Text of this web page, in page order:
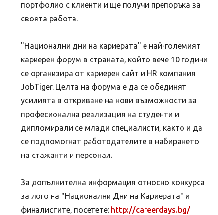
портфолио с клиенти и ще получи препоръка за
своята работа.
"Национални дни на кариерата" е най-големият
кариерен форум в страната, който вече 10 години
се организира от кариерен сайт и HR компания
JobTiger. Целта на форума е да се обединят
усилията в откриване на нови възможности за
професионална реализация на студенти и
дипломирали се млади специалисти, както и да
се подпомогнат работодателите в набирането
на стажанти и персонал.
За допълнителна информация относно конкурса
за лого на "Национални Дни на Кариерата" и
финалистите, посетете: http://careerdays.bg/